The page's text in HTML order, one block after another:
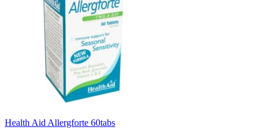
Health Aid Allergforte 60tabs